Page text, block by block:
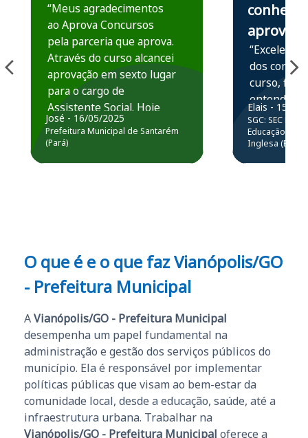
“Meus agradecimentos
ao Aprova Concursos
pela parceria que aprova.
Através do curso alcancei
aprovação em sexto lugar
para o cargo de
Assistente Social. Hoje
estou atuando na
Prefeitura de Santarém.
José - 16/05/2025
Prefeitura Municipal de Santarém
(Pará)
conhece,
aprova
“Excelente
dos
curso,
entender e
prática
resolução
questões.”
Elais - 15/07/
SGC: SEC BA
Educação
Inglesa (Edital
O que é e o que faz Vianópolis/GO
- Prefeitura Municipal
AVianópolis/GO - Prefeitura Municipal
desempenha um papel fundamental na
administração e gestão dos serviços públicos do
município. Ela é responsável por implementar
políticas públicas que visam ao bem-estar da
comunidade local, desde a educação, saúde, até a
infraestrutura urbana. Trabalhar na
Vianópolis/GO - Prefeitura Municipal oferece a